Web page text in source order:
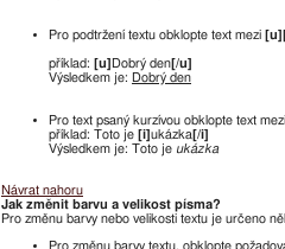
Pro podtržení textu obklopte text mezi
příklad: [u] Dobrý den[/u]
Výsledkem je: Dobrý den
Pro text psaný kurzívou obklopte text mezi
příklad: Toto je [i]ukázka [/i]
Výsledkem je: Toto je ukázka
Návrat nahoru
Jak změnit barvu a velikost písma?
Pro změnu barvy nebo velikosti textu je určeno
Pro změnu barvy textu, obklopte